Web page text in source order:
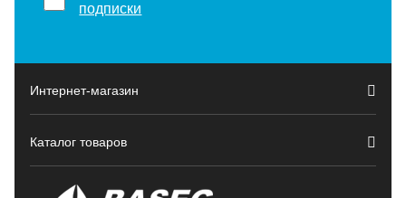
подписки
Интернет-магазин
Каталог товаров